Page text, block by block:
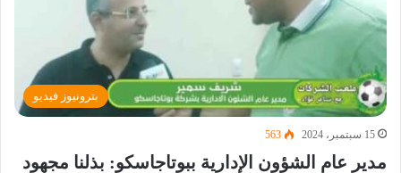
بترونيوز فيديو
15 سبتمبر، 2024 563
مدير عام الشؤون الإدارية ببوتاجاسكو: بذلنا مجهود